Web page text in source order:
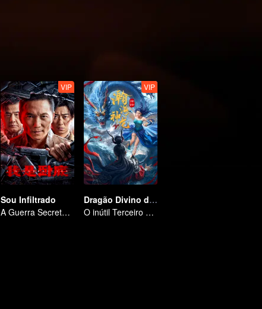
VIP
Sou Infiltrado
A Guerra Secreta de Collin Chou
VIP
Dragão Divino do Vasto Mar
O inútil Terceiro Príncipe do Clã do Dragão contra-ataca